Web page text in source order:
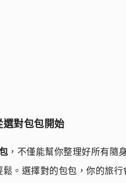
選對包包開始
，不僅能幫你整理好所有隨
。選擇對的包包，你的旅行